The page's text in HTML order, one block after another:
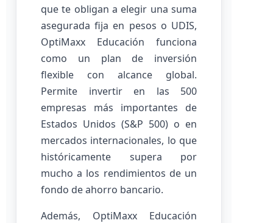
que te obligan a elegir una suma
asegurada fija en pesos o UDIS,
OptiMaxx Educación funciona
como un plan de inversión
flexible con alcance global.
Permite invertir en las 500
empresas más importantes de
Estados Unidos (S&P 500) o en
mercados internacionales, lo que
históricamente supera por
mucho a los rendimientos de un
fondo de ahorro bancario.
Además, OptiMaxx Educación